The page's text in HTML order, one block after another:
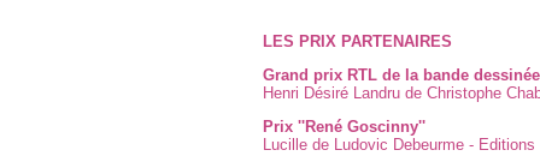
LES PRIX PARTENAIRES
Grand prix RTL de la bande dessinée
Henri Désiré Landru de Christophe
Prix ''René Goscinny''
Lucille de Ludovic Debeurme -